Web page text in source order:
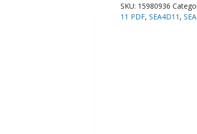
SKU: 15980936
11 PDF, SEA4D11 ,